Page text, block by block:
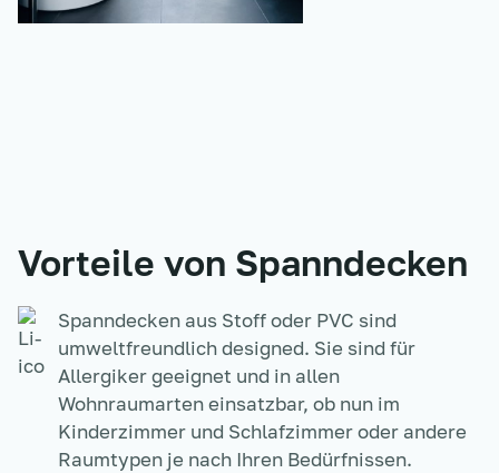
Vorteile von Spanndecken
Spanndecken aus Stoff oder PVC sind
umweltfreundlich designed. Sie sind für
Allergiker geeignet und in allen
Wohnraumarten einsatzbar, ob nun im
Kinderzimmer und Schlafzimmer oder andere
Raumtypen je nach Ihren Bedürfnissen.